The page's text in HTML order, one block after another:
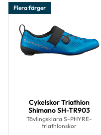
Cykelskor Triathlon
Shimano SH-TR903
Tävlingsklara S-PHYRE-
triathlonskor
Flera färger